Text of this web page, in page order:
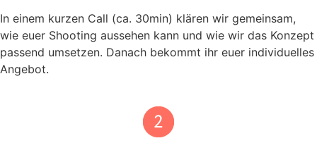
In einem kurzen Call (ca. 30min) klären wir gemeinsam,
wie euer Shooting aussehen kann und wie wir das Konzept
passend umsetzen. Danach bekommt ihr euer individuelles
Angebot.